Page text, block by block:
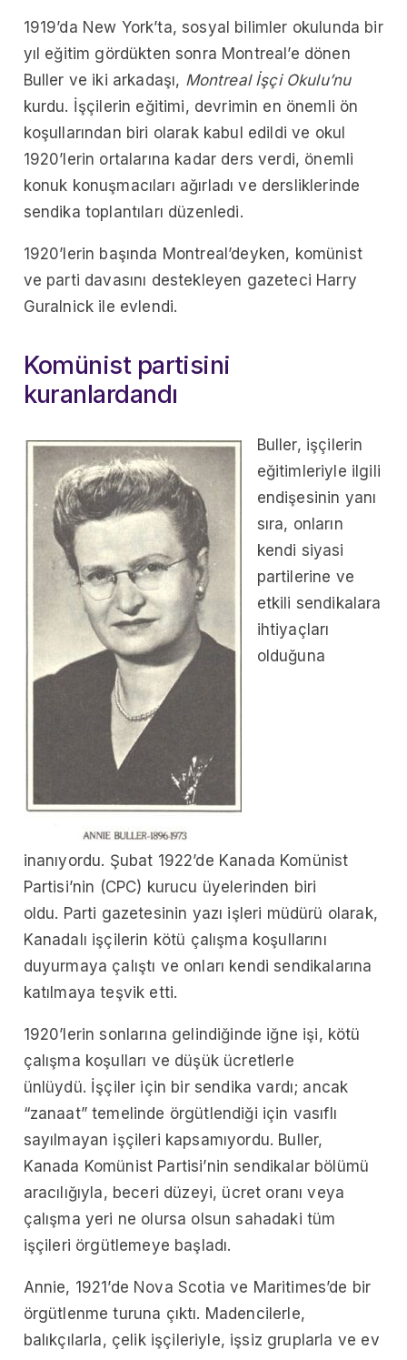
1919’da New York’ta, sosyal bilimler okulunda bir
yıl eğitim gördükten sonra Montreal’e dönen
Buller ve iki arkadaşı, Montreal İşçi Okulu’nu
kurdu. İşçilerin eğitimi, devrimin en önemli ön
koşullarından biri olarak kabul edildi ve okul
1920’lerin ortalarına kadar ders verdi, önemli
konuk konuşmacıları ağırladı ve dersliklerinde
sendika toplantıları düzenledi.
1920’lerin başında Montreal’deyken, komünist
ve parti davasını destekleyen gazeteci Harry
Guralnick ile evlendi.
Komünist partisini
kuranlardandı
Buller, işçilerin
eğitimleriyle ilgili
endişesinin yanı
sıra, onların
kendi siyasi
partilerine ve
etkili sendikalara
ihtiyaçları
olduğuna
inanıyordu. Şubat 1922’de Kanada Komünist
Partisi’nin (CPC) kurucu üyelerinden biri
oldu. Parti gazetesinin yazı işleri müdürü olarak,
Kanadalı işçilerin kötü çalışma koşullarını
duyurmaya çalıştı ve onları kendi sendikalarına
katılmaya teşvik etti.
1920’lerin sonlarına gelindiğinde iğne işi, kötü
çalışma koşulları ve düşük ücretlerle
ünlüydü. İşçiler için bir sendika vardı; ancak
“zanaat” temelinde örgütlendiği için vasıflı
sayılmayan işçileri kapsamıyordu. Buller,
Kanada Komünist Partisi’nin sendikalar bölümü
aracılığıyla, beceri düzeyi, ücret oranı veya
çalışma yeri ne olursa olsun sahadaki tüm
işçileri örgütlemeye başladı.
Annie, 1921’de Nova Scotia ve Maritimes’de bir
örgütlenme turuna çıktı. Madencilerle,
balıkçılarla, çelik işçileriyle, işsiz gruplarla ve ev